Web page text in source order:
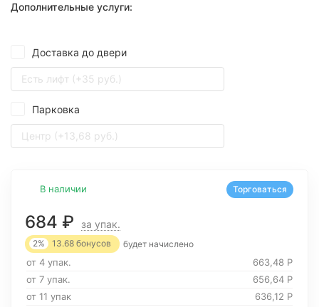
Дополнительные услуги:
Доставка до двери
Есть лифт (+35 руб.)
Парковка
Центр (+13,68 руб.)
В наличии
684 ₽ за упак.
2% 13.68 бонусов будет начислено
от 4 упак. 663,48 Р
от 7 упак.
656,64 Р
от 11 упак
636,12 Р
Торговаться